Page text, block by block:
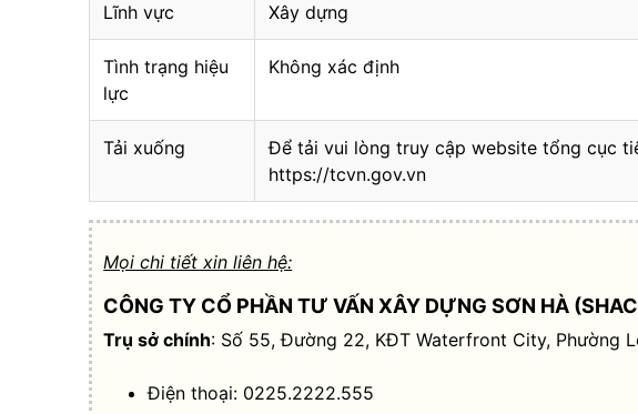
Lĩnh vực Xây dựng
Tình trạng hiệu
lực
Không xác định
Tải xuống
Để tải vui lòng truy cập website tổng cục
https://tcvn.gov.vn
Mọi chi tiết xin liên hệ:
CÔNG TY CỔ PHẦN TƯ VẤN XÂY DỰNG SƠN HÀ
Trụ sở chính: Số 55, Đường 22, KĐT Waterfront City, Phường
Điện thoại: 0225.2222.555